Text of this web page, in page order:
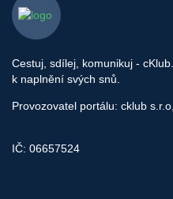
Cestuj, sdílej, komunikuj -
k naplnění svých snů.
Provozovatel portálu: cklub
IČ: 06657524